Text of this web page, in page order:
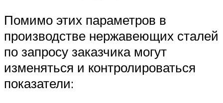
Помимо этих параметров в
производстве нержавеющих сталей
по запросу заказчика могут
изменяться и контролироваться
показатели: